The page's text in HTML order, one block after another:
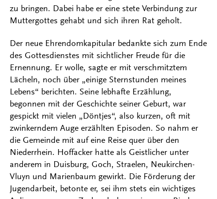
zu bringen. Dabei habe er eine stete Verbindung zur
Muttergottes gehabt und sich ihren Rat geholt.
Der neue Ehrendomkapitular bedankte sich zum Ende
des Gottesdienstes mit sichtlicher Freude für die
Ernennung. Er wolle, sagte er mit verschmitztem
Lächeln, noch über „einige Sternstunden meines
Lebens“ berichten. Seine lebhafte Erzählung,
begonnen mit der Geschichte seiner Geburt, war
gespickt mit vielen „Döntjes“, also kurzen, oft mit
zwinkerndem Auge erzählten Episoden. So nahm er
die Gemeinde mit auf eine Reise quer über den
Niederrhein. Hoffacker hatte als Geistlicher unter
anderem in Duisburg, Goch, Straelen, Neukirchen-
Vluyn und Marienbaum gewirkt. Die Förderung der
Jugendarbeit, betonte er, sei ihm stets ein wichtiges